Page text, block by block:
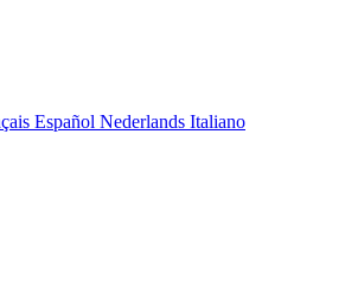
Español Nederlands Italiano